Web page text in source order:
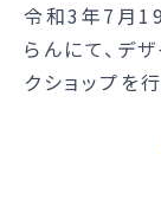
令和3年7月19
らんにて、デ
クショップを